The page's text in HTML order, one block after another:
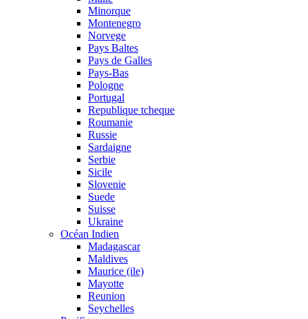
Minorque
Montenegro
Norvege
Pays Baltes
Pays de Galles
Pays-Bas
Pologne
Portugal
Republique tcheque
Roumanie
Russie
Sardaigne
Serbie
Sicile
Slovenie
Suede
Suisse
Ukraine
Océan Indien
Madagascar
Maldives
Maurice (ile)
Mayotte
Reunion
Seychelles